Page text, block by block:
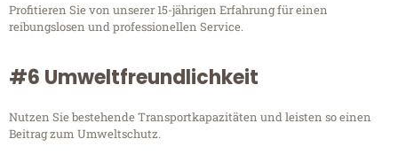
Profitieren Sie von unserer 15-jährigen Erfahrung für einen
reibungslosen und professionellen Service.
#6 Umweltfreundlichkeit
Nutzen Sie bestehende Transportkapazitäten und leisten so einen
Beitrag zum Umweltschutz.